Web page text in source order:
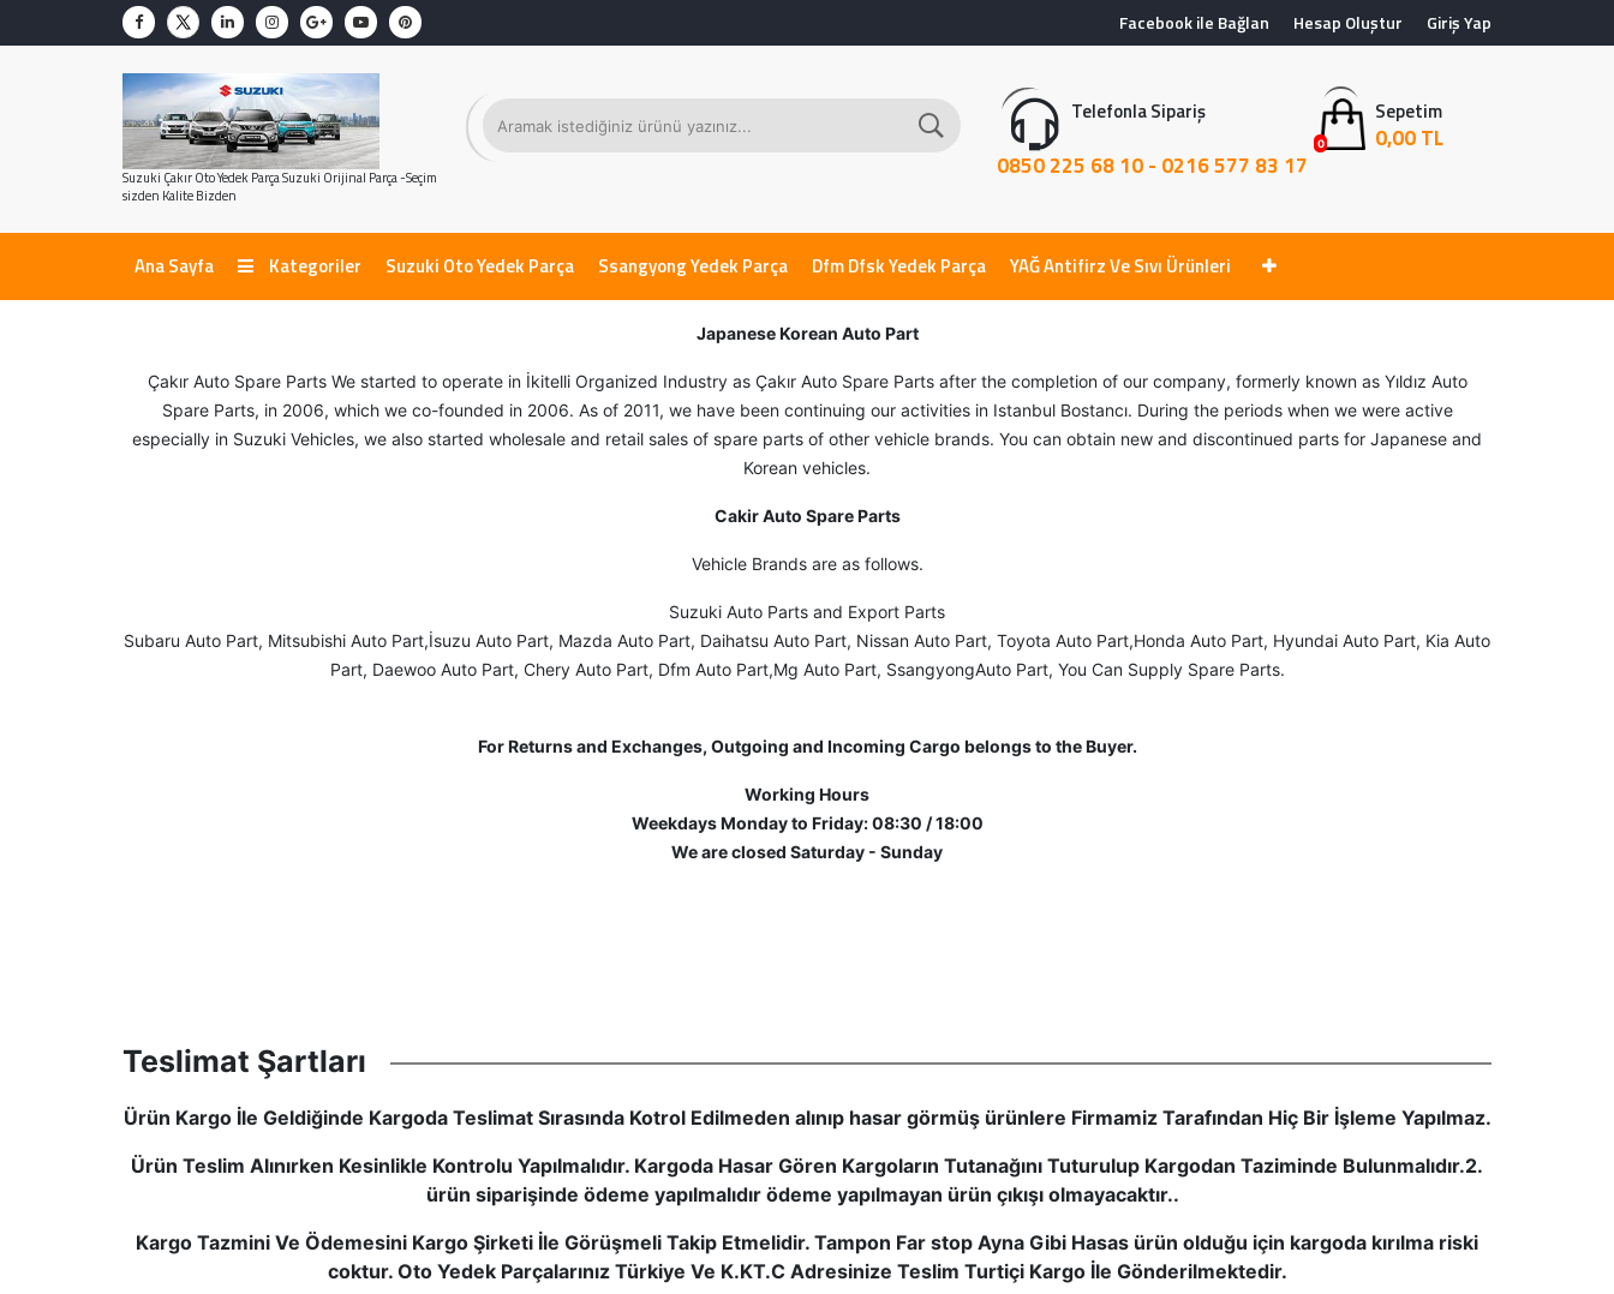
Giriş Yap
Hesap Oluştur
Facebook ile Bağlan
Suzuki Çakır Oto Yedek Parça Suzuki Orijinal Parça -Seçim
sizden Kalite Bizden
Telefonla Sipariş
0850 225 68 10 - 0216 577 83 17
0
Sepetim
0,00 TL
Ana Sayfa Kategoriler Suzuki Oto Yedek Parça Ssangyong Yedek Parça Dfm Dfsk Yedek Parça YAĞ Antifirz Ve Sıvı Ürünleri
Japanese Korean Auto Part
Çakır Auto Spare Parts We started to operate in İkitelli Organized Industry as Çakır Auto Spare Parts after the completion of our company, formerly known as Yıldız Auto
Spare Parts, in 2006, which we co-founded in 2006. As of 2011, we have been continuing our activities in Istanbul Bostancı. During the periods when we were active
especially in Suzuki Vehicles, we also started wholesale and retail sales of spare parts of other vehicle brands. You can obtain new and discontinued parts for Japanese and
Korean vehicles.
Cakir Auto Spare Parts
Vehicle Brands are as follows.
Suzuki Auto Parts and Export Parts
Subaru Auto Part, Mitsubishi Auto Part,İsuzu Auto Part, Mazda Auto Part, Daihatsu Auto Part, Nissan Auto Part, Toyota Auto Part,Honda Auto Part, Hyundai Auto Part, Kia Auto
Part, Daewoo Auto Part, Chery Auto Part, Dfm Auto Part,Mg Auto Part, SsangyongAuto Part, You Can Supply Spare Parts.
For Returns and Exchanges, Outgoing and Incoming Cargo belongs to the Buyer.
Working Hours
Weekdays Monday to Friday: 08:30 / 18:00
We are closed Saturday - Sunday
Teslimat Şartları
Ürün Kargo İle Geldiğinde Kargoda Teslimat Sırasında Kotrol Edilmeden alınıp hasar görmüş ürünlere Firmamiz Tarafından Hiç Bir İşleme Yapılmaz.
Ürün Teslim Alınırken Kesinlikle Kontrolu Yapılmalıdır. Kargoda Hasar Gören Kargoların Tutanağını Tuturulup Kargodan Taziminde Bulunmalıdır.2.
ürün siparişinde ödeme yapılmalıdır ödeme yapılmayan ürün çıkışı olmayacaktır..
Kargo Tazmini Ve Ödemesini Kargo Şirketi İle Görüşmeli Takip Etmelidir. Tampon Far stop Ayna Gibi Hasas ürün olduğu için kargoda kırılma riski
coktur. Oto Yedek Parçalarınız Türkiye Ve K.KT.C Adresinize Teslim Turtiçi Kargo İle Gönderilmektedir.